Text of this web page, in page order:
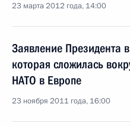
23 марта 2012 года, 14:00
Заявление Президента
которая сложилась
НАТО в Европе
23 ноября 2011 года, 16:00